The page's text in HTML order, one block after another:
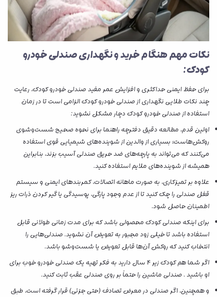
نکات مهم هنگام خرید و نگهداری صندلی خودرو
کودک:
برای حفظ ایمنی حداکثری و افزایش عمر مفید صندلی خودرو کودک، رعایت
چند نکات طلایی نگهداری از صندلی خودرو کودک الزامی است تا در زمان
استفاده از صندلی خودرو کودک دچار مشکل نشوید:
اولین قدم، مطالعه دقیق دفترچه راهنما برای نحوه صحیح شست‌وشوی
روکش‌هاست؛ بسیاری از والدین از شوینده‌های شیمیایی قوی استفاده
می‌کنند که می‌تواند به پارچه‌های ضد حریق صندلی آسیب بزند، بنابراین
همیشه از شوینده‌های ملایم استفاده کنید.
علاوه بر تمیزکاری، به صورت ماهانه اتصالات، کمربندهای ایمنی و سیستم
قفل صندلی را چک کنید تا از عدم وجود پارگی، پوسیدگی یا گیر کردن ذرات ریز
اطمینان حاصل شود.
برای اینکه صندلی کودک محصولی باشد که برای مدت زمانی طولانی قابل
استفاده باشد تا خیلی زود مجبور به تعویض آن نشوید. صندلی‌هایی را
انتخاب کنید که روکش آن‌ها قابل تعویض یا شست‌وشو باشد.
اگر شما هم کودک زیر 4 سال دارید به فکر تهیه یک صندلی خودرو خوب برای
او باشید . صندلی ماشین را حتماً بر روی صندلی عقب ثابت کنید.
و همچنین، اگر صندلی در معرض تصادف (حتی جزئی) قرار گرفته است، طبق